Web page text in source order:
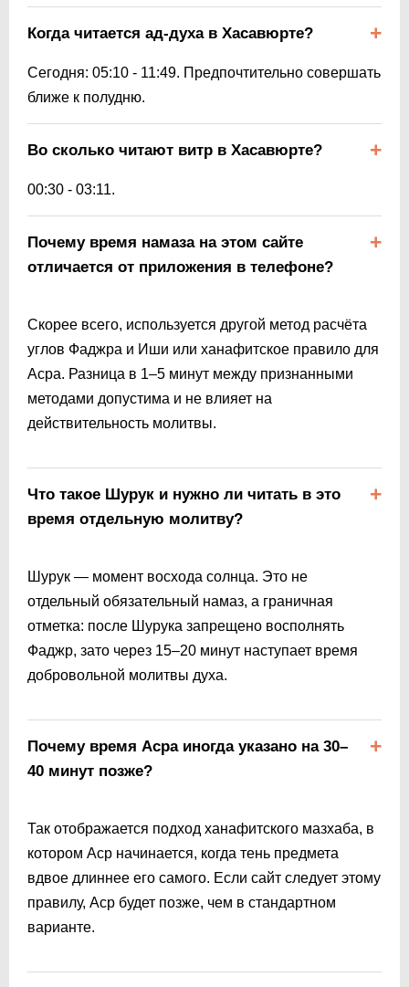
Когда читается ад-духа в Хасавюрте?
Сегодня: 05:10 - 11:49. Предпочтительно совершать
ближе к полудню.
Во сколько читают витр в Хасавюрте?
00:30 - 03:11.
Почему время намаза на этом сайте
отличается от приложения в телефоне?
Скорее всего, используется другой метод расчёта
углов Фаджра и Иши или ханафитское правило для
Асра. Разница в 1–5 минут между признанными
методами допустима и не влияет на
действительность молитвы.
Что такое Шурук и нужно ли читать в это
время отдельную молитву?
Шурук — момент восхода солнца. Это не
отдельный обязательный намаз, а граничная
отметка: после Шурука запрещено восполнять
Фаджр, зато через 15–20 минут наступает время
добровольной молитвы духа.
Почему время Асра иногда указано на 30–
40 минут позже?
Так отображается подход ханафитского мазхаба, в
котором Аср начинается, когда тень предмета
вдвое длиннее его самого. Если сайт следует этому
правилу, Аср будет позже, чем в стандартном
варианте.